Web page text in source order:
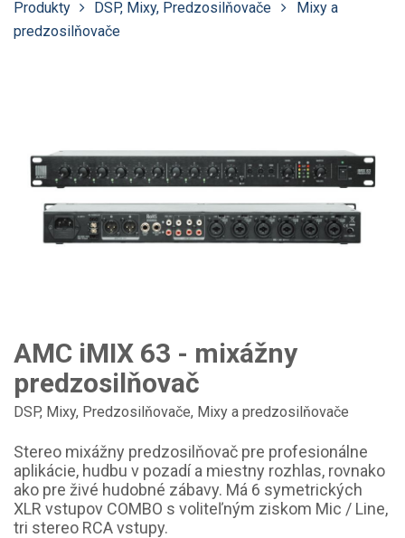
Produkty DSP, Mixy, Predzosilňovače
Mixy a
predzosilňovače
AMC iMIX 63 - mixážny
predzosilňovač
DSP, Mixy, Predzosilňovače, Mixy a predzosilňovače
Stereo mixážny predzosilňovač pre profesionálne
aplikácie, hudbu v pozadí a miestny rozhlas, rovnako
ako pre živé hudobné zábavy. Má 6 symetrických
XLR vstupov COMBO s voliteľným ziskom Mic / Line,
tri stereo RCA vstupy.